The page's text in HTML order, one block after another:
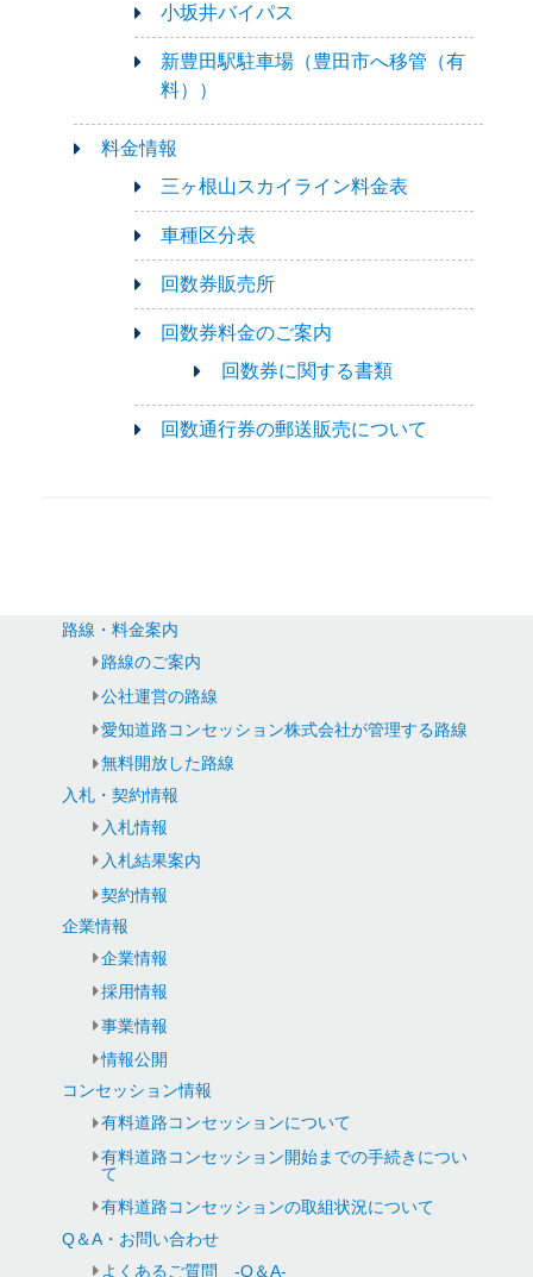
小坂井バイパス
新豊田駅駐車場（豊田市へ移管（有
料））
料金情報
三ヶ根山スカイライン料金表
車種区分表
回数券販売所
回数券料金のご案内
回数券に関する書類
回数通行券の郵送販売について
路線・料金案内
路線のご案内
公社運営の路線
愛知道路コンセッション株式会社が管理する路線
無料開放した路線
入札・契約情報
入札情報
入札結果案内
契約情報
企業情報
企業情報
採用情報
事業情報
情報公開
コンセッション情報
有料道路コンセッションについて
有料道路コンセッション開始までの手続きについ
て
有料道路コンセッションの取組状況について
Q＆A・お問い合わせ
よくあるご質問 -Q＆A-